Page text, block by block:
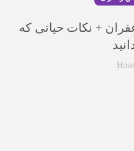
+ نکات حیاتی که